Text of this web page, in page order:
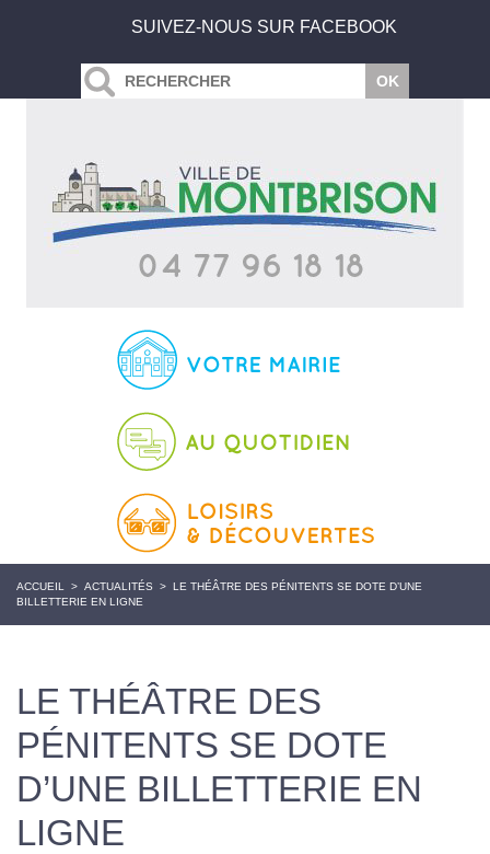
SUIVEZ-NOUS SUR FACEBOOK
ACCUEIL > ACTUALITÉS > LE THÉÂTRE DES PÉNITENTS SE DOTE D’UNE
BILLETTERIE EN LIGNE
LE THÉÂTRE DES
PÉNITENTS SE DOTE
D’UNE BILLETTERIE EN
LIGNE